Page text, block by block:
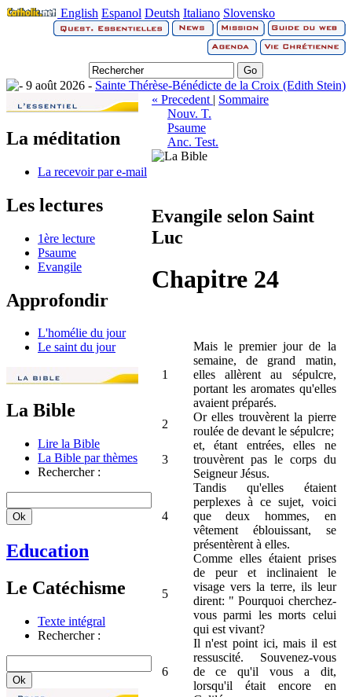
English Espanol Deutsh Italiano Slovensko
9 août 2026 - Sainte Thérèse-Bénédicte de la Croix (Edith Stein)
La méditation
La recevoir par e-mail
Les lectures
1ère lecture
Psaume
Evangile
Approfondir
L'homélie du jour
Le saint du jour
La Bible
Lire la Bible
La Bible par thèmes
Rechercher :
Education
Le Catéchisme
Texte intégral
Rechercher :
« Precedent | Sommaire
Nouv. T.
Psaume
Anc. Test.
Evangile selon Saint
Luc
Chapitre 24
1
Mais le premier jour de la
semaine, de grand matin,
elles allèrent au sépulcre,
portant les aromates qu'elles
avaient préparés.
2
Or elles trouvèrent la pierre
roulée de devant le sépulcre;
3
et, étant entrées, elles ne
trouvèrent pas le corps du
Seigneur Jésus.
4
Tandis qu'elles étaient
perplexes à ce sujet, voici
que deux hommes, en
vêtement éblouissant, se
présentèrent à elles.
5
Comme elles étaient prises
de peur et inclinaient le
visage vers la terre, ils leur
dirent: " Pourquoi cherchez-
vous parmi les morts celui
qui est vivant?
6
Il n'est point ici, mais il est
ressuscité. Souvenez-vous
de ce qu'il vous a dit,
lorsqu'il était encore en